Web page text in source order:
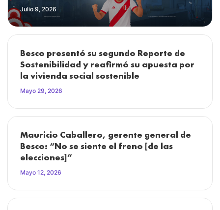
Julio 9, 2026
Besco presentó su segundo Reporte de
Sostenibilidad y reafirmó su apuesta por
la vivienda social sostenible
Mayo 29, 2026
Mauricio Caballero, gerente general de
Besco: “No se siente el freno [de las
elecciones]”
Mayo 12, 2026